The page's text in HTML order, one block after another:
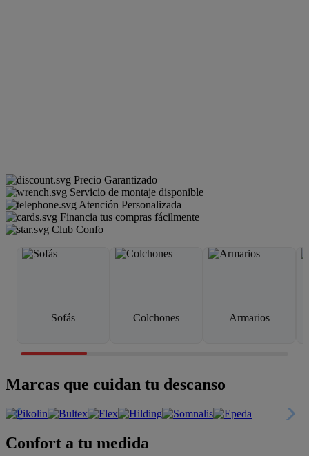
Precio Garantizado
Servicio de montaje disponible
Atención Personalizada
Financia tus compras fácilmente
Club Confo
Sofás Colchones Armarios
Marcas que cuidan tu descanso
Confort a tu medida